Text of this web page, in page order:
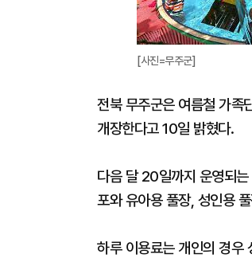
[사진=무주군]
전북 무주군은 여름철 가족
개장한다고 10일 밝혔다.
다음 달 20일까지 운영되
포와 유아용 풀장, 성인용
하루 이용료는 개인의 경